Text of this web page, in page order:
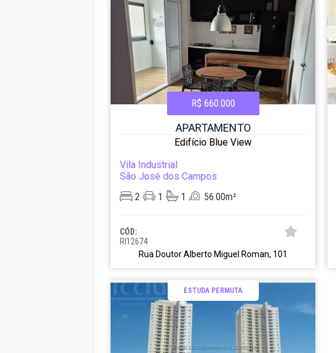
R$ 660.000
APARTAMENTO
Edifício Blue View
Vila Industrial
São José dos Campos
2
1 1 56.00m²
CÓD:
RI12674
Rua Doutor Alberto Miguel Roman, 101
ESTUDA PERMUTA